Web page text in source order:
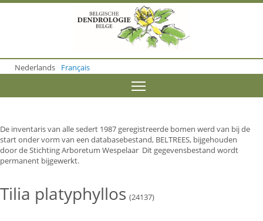
o
m
o
n
t
e
n
Nederlands Français
De inventaris van alle sedert 1987 geregistreerde bomen werd van bij de
start onder vorm van een databasebestand, BELTREES, bijgehouden
door de Stichting Arboretum Wespelaar Dit gegevensbestand wordt
permanent bijgewerkt.
Tilia platyphyllos (24137)